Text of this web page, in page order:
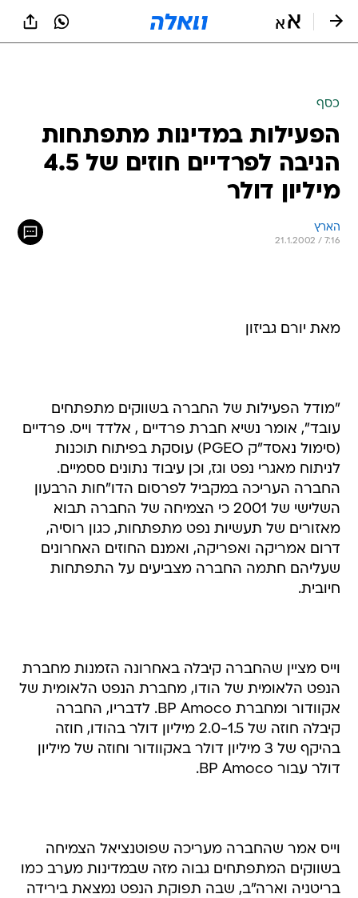
כסף
הפעילות במדינות מתפתחות
הניבה לפרדיים חוזים של 4.5
מיליון דולר
הארץ
21.1.2002 / 7:16
מאת יורם גביזון
"מודל הפעילות של החברה בשווקים מתפתחים
עובד", אומר נשיא חברת פרדיים , אלדד וייס. פרדיים
(סימול נאסד"ק PGEO) עוסקת בפיתוח תוכנות
לניתוח מאגרי נפט וגז, וכן עיבוד נתונים ססמיים.
החברה העריכה במקביל לפרסום הדו"חות הרבעון
השלישי של 2001 כי הצמיחה של החברה תבוא
מאזורים של תעשיות נפט מתפתחות, כגון רוסיה,
דרום אמריקה ואפריקה, ואמנם החוזים האחרונים
שעליהם חתמה החברה מצביעים על התפתחות
חיובית.
וייס מציין שהחברה קיבלה באחרונה הזמנות מחברת
הנפט הלאומית של הודו, מחברת הנפט הלאומית של
אקוודור ומחברת BP Amoco. לדבריו, החברה
קיבלה חוזה של 2.0-1.5 מיליון דולר בהודו, חוזה
בהיקף של 3 מיליון דולר באקוודור וחוזה של מיליון
דולר עבור BP Amoco.
וייס אמר שהחברה מעריכה שפוטנציאל הצמיחה
בשווקים המתפתחים גבוה מזה שבמדינות מערב כמו
בריטניה וארה"ב, שבה תפוקת הנפט נמצאת בירידה